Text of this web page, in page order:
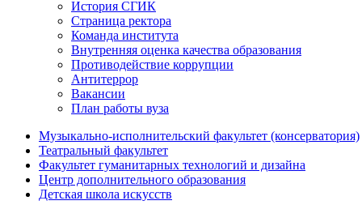
История СГИК
Страница ректора
Команда института
Внутренняя оценка качества образования
Противодействие коррупции
Антитеррор
Вакансии
План работы вуза
Музыкально-исполнительский факультет (консерватория)
Театральный факультет
Факультет гуманитарных технологий и дизайна
Центр дополнительного образования
Детская школа искусств